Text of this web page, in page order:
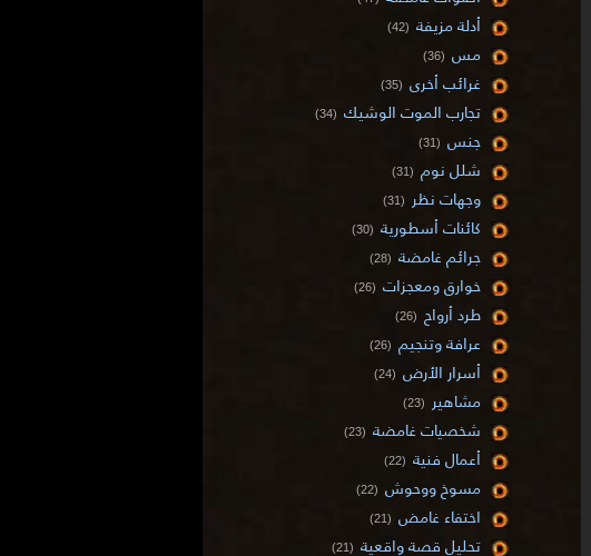
أدلة مزيفة (42)
مس (36)
غرائب أخرى (35)
تجارب الموت الوشيك (34)
جنس (31)
شلل نوم (31)
وجهات نظر (31)
كائنات أسطورية (30)
جرائم غامضة (28)
خوارق ومعجزات (26)
طرد أرواح (26)
عرافة وتنجيم (26)
أسرار الأرض (24)
مشاهير (23)
شخصيات غامضة (23)
أعمال فنية (22)
مسوخ ووحوش (22)
اختفاء غامض (21)
تحليل قصة واقعية (21)